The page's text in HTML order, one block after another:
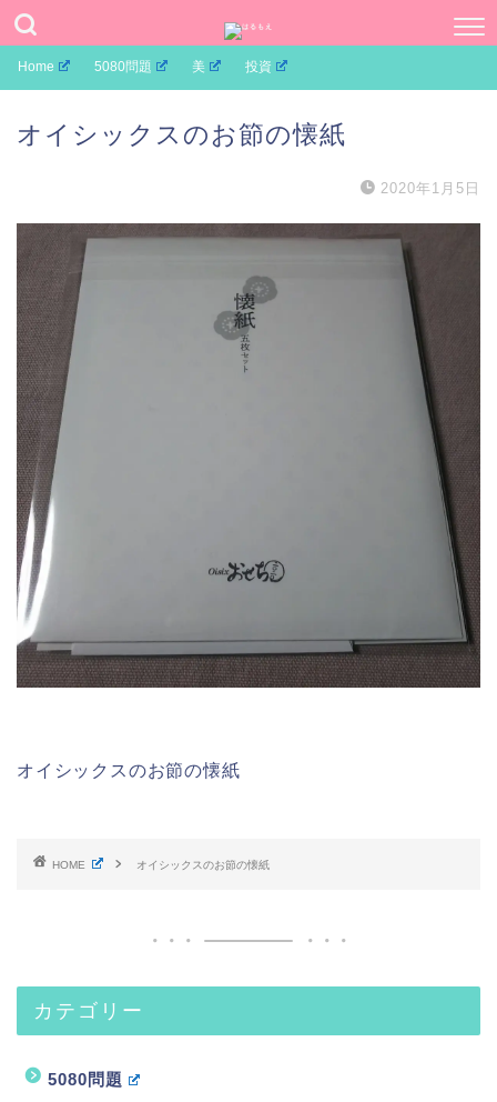
Home 5080問題 美 投資
オイシックスのお節の懐紙
2020年1月5日
オイシックスのお節の懐紙
HOME オイシックスのお節の懐紙
カテゴリー
5080問題